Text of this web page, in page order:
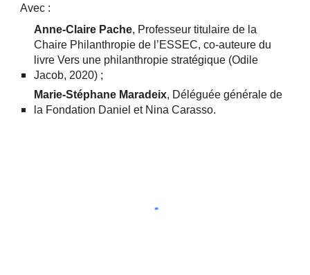
Avec :
Anne-Claire Pache, Professeur titulaire de la
Chaire Philanthropie de l’ESSEC, co-auteure du
livre Vers une philanthropie stratégique (Odile
Jacob, 2020) ;
Marie-Stéphane Maradeix, Déléguée générale de
la Fondation Daniel et Nina Carasso.